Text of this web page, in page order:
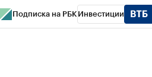
Подписка на РБК Инвестиции